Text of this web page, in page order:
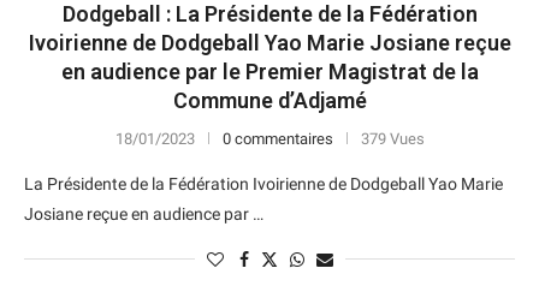
Dodgeball : La Présidente de la Fédération
Ivoirienne de Dodgeball Yao Marie Josiane reçue
en audience par le Premier Magistrat de la
Commune d’Adjamé
18/01/2023 0 commentaires 379 Vues
La Présidente de la Fédération Ivoirienne de Dodgeball Yao Marie
Josiane reçue en audience par …